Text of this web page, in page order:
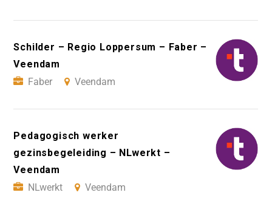
Schilder – Regio Loppersum – Faber –
Veendam
Faber
Veendam
Pedagogisch werker
gezinsbegeleiding – NLwerkt –
Veendam
NLwerkt
Veendam